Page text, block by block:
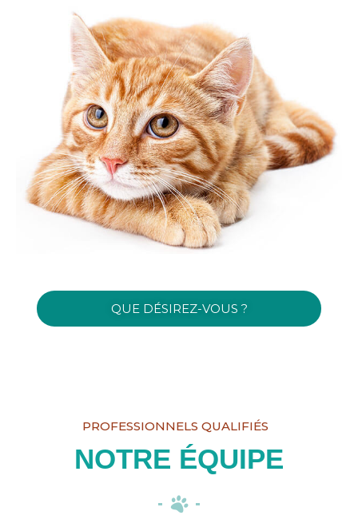
QUE DÉSIREZ-VOUS ?
PROFESSIONNELS QUALIFIÉS
NOTRE ÉQUIPE